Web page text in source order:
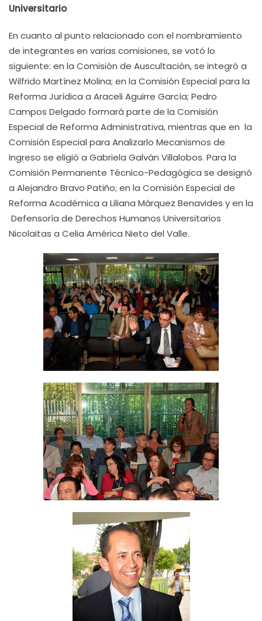
Universitario
En cuanto al punto relacionado con el nombramiento
de integrantes en varias comisiones, se votó lo
siguiente: en la Comisión de Auscultación, se integró a
Wilfrido Martínez Molina; en la Comisión Especial para la
Reforma Jurídica a Araceli Aguirre García; Pedro
Campos Delgado formará parte de la Comisión
Especial de Reforma Administrativa, mientras que en la
Comisión Especial para Analizarlo Mecanismos de
Ingreso se eligió a Gabriela Galván Villalobos. Para la
Comisión Permanente Técnico-Pedagógica se designó
a Alejandro Bravo Patiño; en la Comisión Especial de
Reforma Académica a Liliana Márquez Benavides y en la
Defensoría de Derechos Humanos Universitarios
Nicolaitas a Celia América Nieto del Valle.